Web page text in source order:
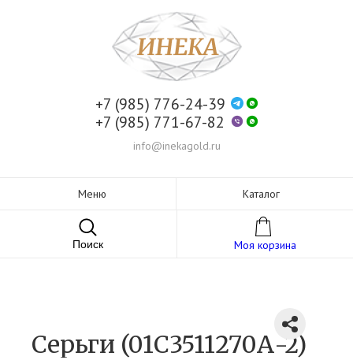
+7 (985) 776-24-39
+7 (985) 771-67-82
info@inekagold.ru
Меню Каталог
Поиск Моя корзина
Серьги (01С3511270А-2)